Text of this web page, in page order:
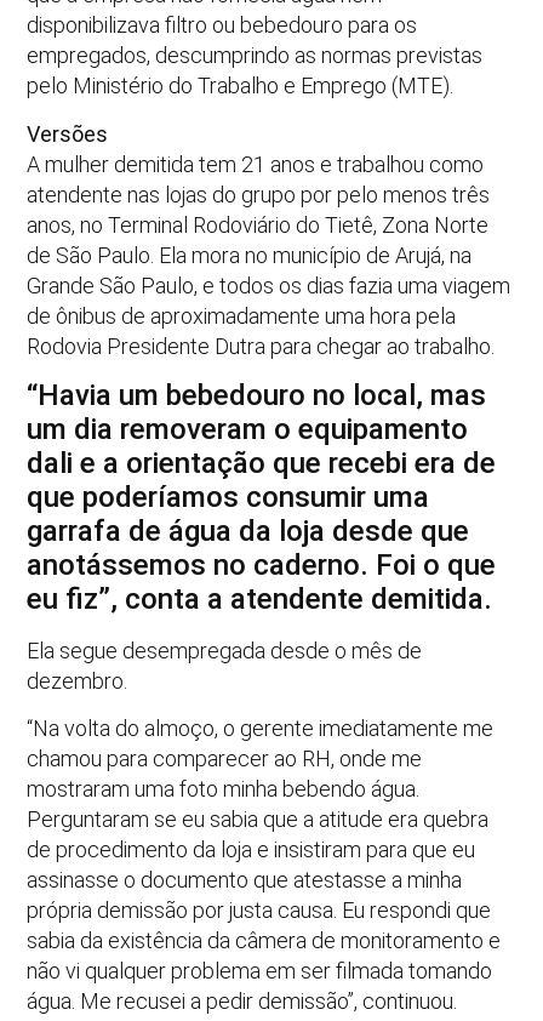
disponibilizava filtro ou bebedouro para os
empregados, descumprindo as normas previstas
pelo Ministério do Trabalho e Emprego (MTE).
Versões
A mulher demitida tem 21 anos e trabalhou como
atendente nas lojas do grupo por pelo menos três
anos, no Terminal Rodoviário do Tietê, Zona Norte
de São Paulo. Ela mora no município de Arujá, na
Grande São Paulo, e todos os dias fazia uma viagem
de ônibus de aproximadamente uma hora pela
Rodovia Presidente Dutra para chegar ao trabalho.
“Havia um bebedouro no local, mas
um dia removeram o equipamento
dali e a orientação que recebi era de
que poderíamos consumir uma
garrafa de água da loja desde que
anotássemos no caderno. Foi o que
eu fiz”, conta a atendente demitida.
Ela segue desempregada desde o mês de
dezembro.
“Na volta do almoço, o gerente imediatamente me
chamou para comparecer ao RH, onde me
mostraram uma foto minha bebendo água.
Perguntaram se eu sabia que a atitude era quebra
de procedimento da loja e insistiram para que eu
assinasse o documento que atestasse a minha
própria demissão por justa causa. Eu respondi que
sabia da existência da câmera de monitoramento e
não vi qualquer problema em ser filmada tomando
água. Me recusei a pedir demissão”, continuou.